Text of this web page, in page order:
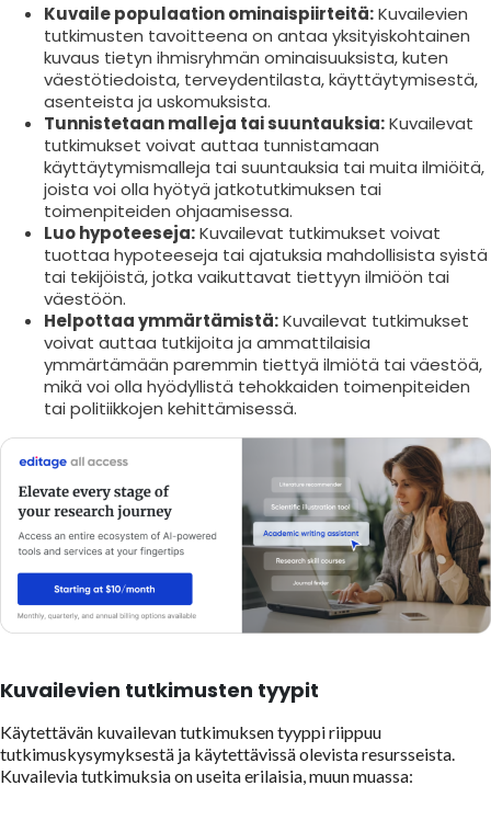
Kuvaile populaation ominaispiirteitä:Kuvailevien
tutkimusten tavoitteena on antaa yksityiskohtainen
kuvaus tietyn ihmisryhmän ominaisuuksista, kuten
väestötiedoista, terveydentilasta, käyttäytymisestä,
asenteista ja uskomuksista.
Tunnistetaan malleja tai suuntauksia:Kuvailevat
tutkimukset voivat auttaa tunnistamaan
käyttäytymismalleja tai suuntauksia tai muita ilmiöitä,
joista voi olla hyötyä jatkotutkimuksen tai
toimenpiteiden ohjaamisessa.
Luo hypoteeseja:Kuvailevat tutkimukset voivat
tuottaa hypoteeseja tai ajatuksia mahdollisista syistä
tai tekijöistä, jotka vaikuttavat tiettyyn ilmiöön tai
väestöön.
Helpottaa ymmärtämistä:Kuvailevat tutkimukset
voivat auttaa tutkijoita ja ammattilaisia
ymmärtämään paremmin tiettyä ilmiötä tai väestöä,
mikä voi olla hyödyllistä tehokkaiden toimenpiteiden
tai politiikkojen kehittämisessä.
Kuvailevien tutkimusten tyypit
Käytettävän kuvailevan tutkimuksen tyyppi riippuu
tutkimuskysymyksestä ja käytettävissä olevista resursseista.
Kuvailevia tutkimuksia on useita erilaisia, muun muassa: